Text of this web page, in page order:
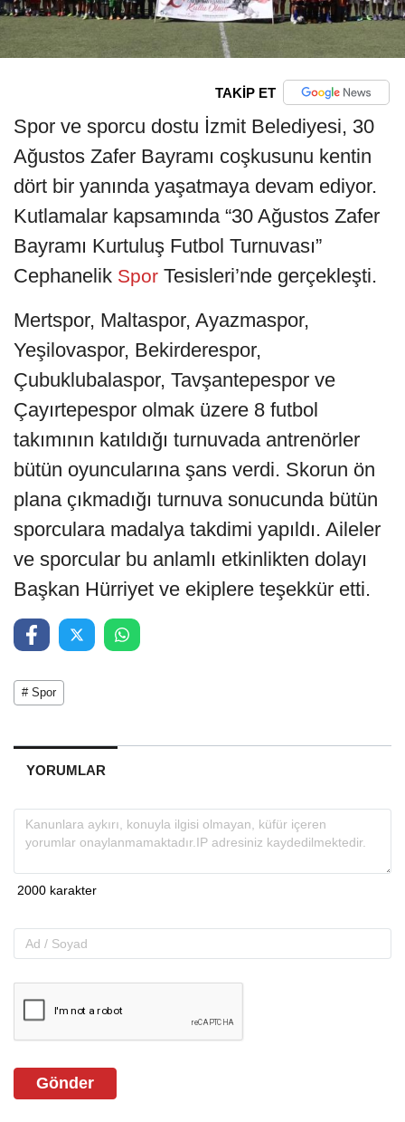
TAKİP ET
Spor ve sporcu dostu İzmit Belediyesi, 30
Ağustos Zafer Bayramı coşkusunu kentin
dört bir yanında yaşatmaya devam ediyor.
Kutlamalar kapsamında “30 Ağustos Zafer
Bayramı Kurtuluş Futbol Turnuvası”
Cephanelik Spor Tesisleri’nde gerçekleşti.
Mertspor, Maltaspor, Ayazmaspor,
Yeşilovaspor, Bekirderespor,
Çubuklubalaspor, Tavşantepespor ve
Çayırtepespor olmak üzere 8 futbol
takımının katıldığı turnuvada antrenörler
bütün oyuncularına şans verdi. Skorun ön
plana çıkmadığı turnuva sonucunda bütün
sporculara madalya takdimi yapıldı. Aileler
ve sporcular bu anlamlı etkinlikten dolayı
Başkan Hürriyet ve ekiplere teşekkür etti.
# Spor
YORUMLAR
Gönder